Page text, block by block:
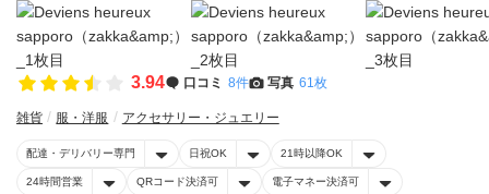
3.94 口コミ 8件 写真 61枚
雑貨 服・洋服 アクセサリー・ジュエリー
配達・デリバリー専門 日祝OK 21時以降OK
24時間営業 QRコード決済可 電子マネー決済可